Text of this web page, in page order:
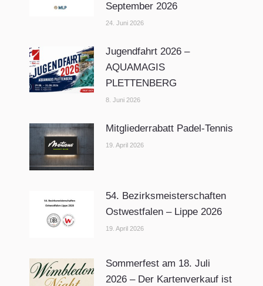
September 2026
24. Juni 2026
Jugendfahrt 2026 –
AQUAMAGIS
PLETTENBERG
8. Juni 2026
Mitgliederrabatt Padel-Tennis
19. April 2026
54. Bezirksmeisterschaften
Ostwestfalen – Lippe 2026
19. April 2026
Sommerfest am 18. Juli
2026 – Der Kartenverkauf ist